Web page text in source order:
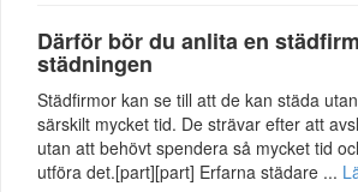
Därför bör du anlita en
städningen
Städfirmor kan se till att de kan städa
särskilt mycket tid. De strävar efter att
utan att behövt spendera så mycket tid
utföra det.[part][part] Erfarna städare ...